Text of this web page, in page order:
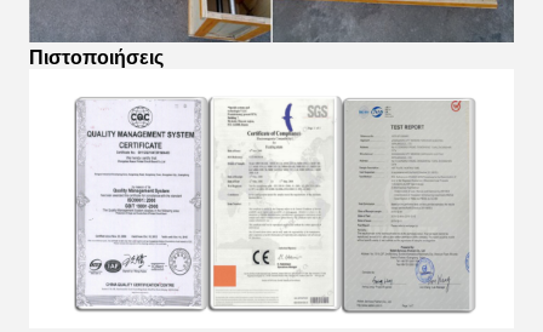
Πιστοποιήσεις